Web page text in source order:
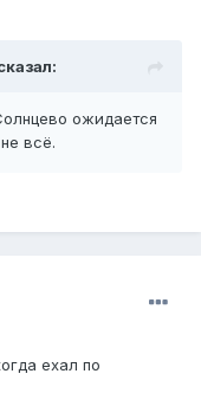
ожидается
всё.
ехал по